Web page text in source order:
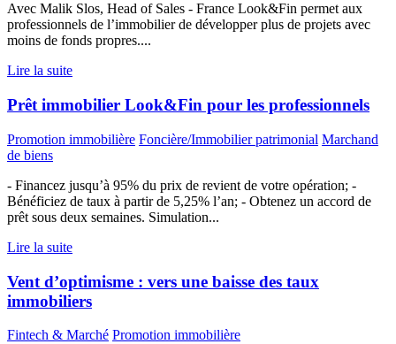
Avec Malik Slos, Head of Sales - France Look&Fin permet aux
professionnels de l’immobilier de développer plus de projets avec
moins de fonds propres....
Lire la suite
Prêt immobilier Look&Fin pour les professionnels
Promotion immobilière Foncière/Immobilier patrimonial Marchand
de biens
- Financez jusqu’à 95% du prix de revient de votre opération; -
Bénéficiez de taux à partir de 5,25% l’an; - Obtenez un accord de
prêt sous deux semaines. Simulation...
Lire la suite
Vent d’optimisme : vers une baisse des taux
immobiliers
Fintech & Marché Promotion immobilière